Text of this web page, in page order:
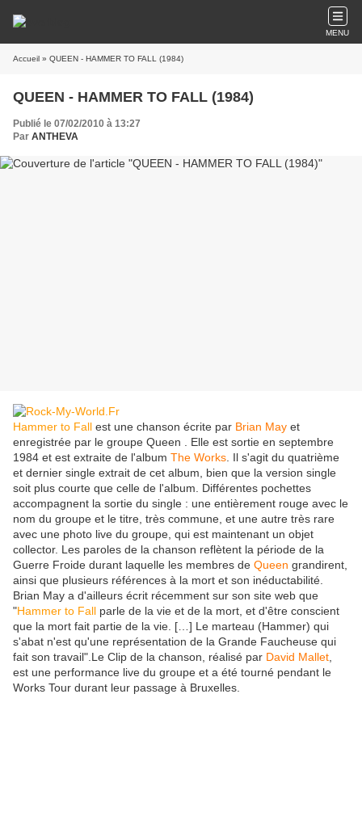
MENU
Accueil » QUEEN - HAMMER TO FALL (1984)
QUEEN - HAMMER TO FALL (1984)
Publié le 07/02/2010 à 13:27
Par ANTHEVA
Hammer to Fall est une chanson écrite par Brian May et
enregistrée par le groupe Queen . Elle est sortie en septembre
1984 et est extraite de l'album The Works . Il s'agit du quatrième
et dernier single extrait de cet album, bien que la version single
soit plus courte que celle de l'album. Différentes pochettes
accompagnent la sortie du single : une entièrement rouge avec le
nom du groupe et le titre, très commune, et une autre très rare
avec une photo live du groupe, qui est maintenant un objet
collector. Les paroles de la chanson reflètent la période de la
Guerre Froide durant laquelle les membres de Queen grandirent,
ainsi que plusieurs références à la mort et son inéductabilité.
Brian May a d'ailleurs écrit récemment sur son site web que
"Hammer to Fall parle de la vie et de la mort, et d'être conscient
que la mort fait partie de la vie. […] Le marteau (Hammer) qui
s'abat n'est qu'une représentation de la Grande Faucheuse qui
fait son travail".Le Clip de la chanson, réalisé par David Mallet
est une performance live du groupe et a été tourné pendant le
Works Tour durant leur passage à Bruxelles.